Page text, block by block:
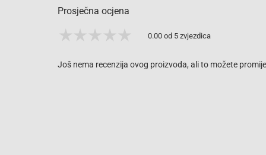
Prosječna ocjena
0.00 od 5 zvjezdica
Još nema recenzija ovog proizvoda, ali to možete